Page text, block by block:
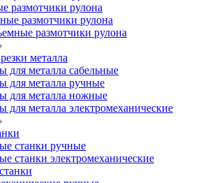
размотчики рулона
размотчики рулона
размотчики рулона
металла
для металла сабельные
для металла ручные
для металла ножные
для металла электромеханические
станки ручные
станки электромеханические